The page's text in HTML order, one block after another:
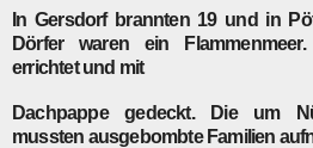
In Gersdorf brannten 19 und in
Dörfer waren ein
errichtet und mit
Dachpappe gedeckt. Die um
mussten ausgebombte Familien